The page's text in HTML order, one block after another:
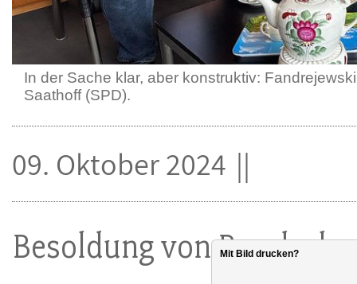
In der Sache klar, aber konstruktiv:
Saathoff (SPD).
Besoldung von
09. Oktober 2024
Mit Bild drucken?